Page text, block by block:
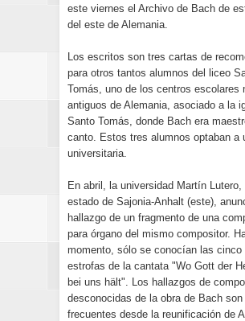
este viernes el Archivo de Bach de
del este de Alemania.
Los escritos son tres cartas de
para otros tantos alumnos del liceo
Tomás, uno de los centros escolares
antiguos de Alemania, asociado a la
Santo Tomás, donde Bach era
canto. Estos tres alumnos optaban a
universitaria.
En abril, la universidad Martín Lutero,
estado de Sajonia-Anhalt (este),
hallazgo de un fragmento de una
para órgano del mismo compositor.
momento, sólo se conocían las cinco
estrofas de la cantata "Wo Gott der
bei uns hält". Los hallazgos de
desconocidas de la obra de Bach son
frecuentes desde la reunificación de